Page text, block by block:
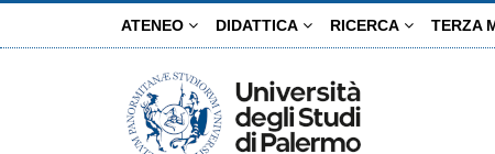
ATENEO DIDATTICA RICERCA TERZA